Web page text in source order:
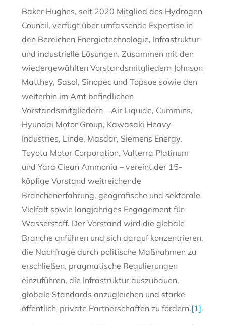
Baker Hughes, seit 2020 Mitglied des Hydrogen
Council, verfügt über umfassende Expertise in
den Bereichen Energietechnologie, Infrastruktur
und industrielle Lösungen. Zusammen mit den
wiedergewählten Vorstandsmitgliedern Johnson
Matthey, Sasol, Sinopec und Topsoe sowie den
weiterhin im Amt befindlichen
Vorstandsmitgliedern – Air Liquide, Cummins,
Hyundai Motor Group, Kawasaki Heavy
Industries, Linde, Masdar, Siemens Energy,
Toyota Motor Corporation, Valterra Platinum
und Yara Clean Ammonia – vereint der 15-
köpfige Vorstand weitreichende
Branchenerfahrung, geografische und sektorale
Vielfalt sowie langjähriges Engagement für
Wasserstoff. Der Vorstand wird die globale
Branche anführen und sich darauf konzentrieren,
die Nachfrage durch politische Maßnahmen zu
erschließen, pragmatische Regulierungen
einzuführen, die Infrastruktur auszubauen,
globale Standards anzugleichen und starke
öffentlich-private Partnerschaften zu fördern.[1].